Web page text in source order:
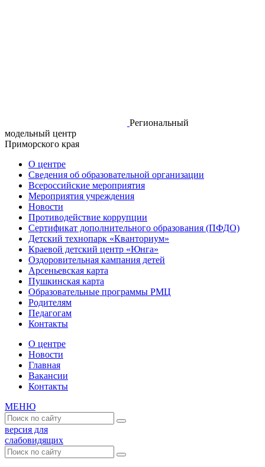
Региональный
модельный центр
Приморского края
О центре
Сведения об образовательной организации
Всероссийские мероприятия
Мероприятия учреждения
Новости
Противодействие коррупции
Сертификат дополнительного образования (ПФДО)
Детский технопарк «Кванториум»
Краевой детский центр «Юнга»
Оздоровительная кампания детей
Арсеньевская карта
Пушкинская карта
Образовательные программы РМЦ
Родителям
Педагогам
Контакты
О центре
Новости
Главная
Вакансии
Контакты
МЕНЮ
версия для
слабовидящих